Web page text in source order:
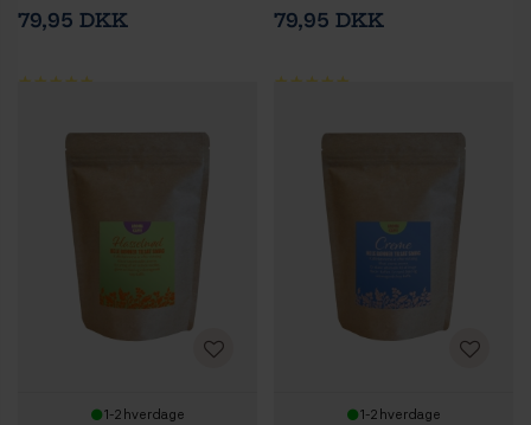
79,95 DKK 79,95 DKK
1-2 hverdage 1-2 hverdage